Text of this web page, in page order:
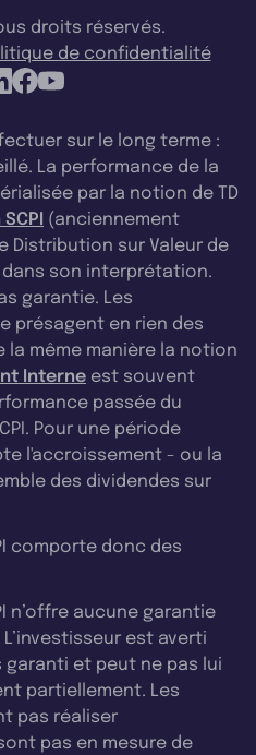
droits réservés.
de confidentialité
sur le long terme :
La performance de la
par la notion de TD
(anciennement
Distribution sur Valeur de
son interprétation.
garantie. Les
présagent en rien des
la même manière la notion
Interne est souvent
passée du
Pour une période
l'accroissement - ou la
des dividendes sur
comporte donc des
n’offre aucune garantie
est averti
garanti et peut ne pas lui
partiellement. Les
pas réaliser
pas en mesure de